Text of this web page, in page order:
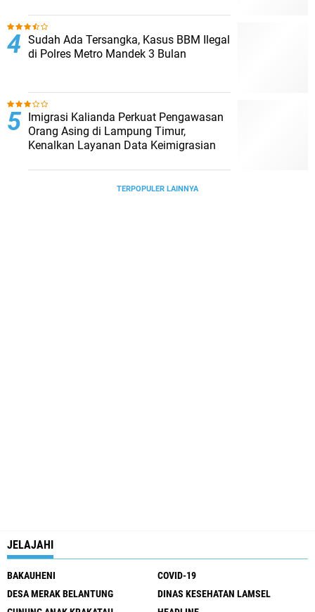
Sudah Ada Tersangka, Kasus BBM Ilegal
di Polres Metro Mandek 3 Bulan
Imigrasi Kalianda Perkuat Pengawasan
Orang Asing di Lampung Timur,
Kenalkan Layanan Data Keimigrasian
TERPOPULER LAINNYA
JELAJAHI
BAKAUHENI
COVID-19
DESA MERAK BELANTUNG
DINAS KESEHATAN LAMSEL